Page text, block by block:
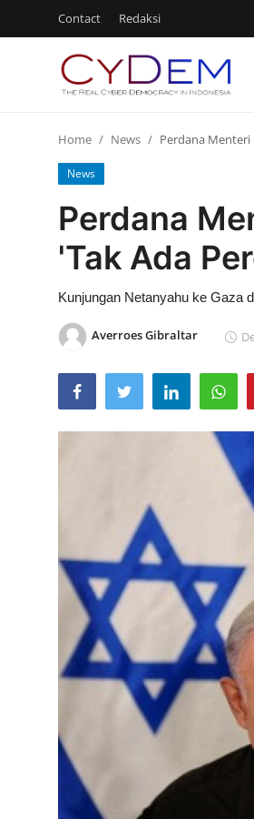
Contact Redaksi
Login
Register
Contact
Olahraga
Home News Perdana Menteri
News
Perdana
'Tak Ada
Kunjungan Netanyahu ke Gaza
Averroes Gibraltar